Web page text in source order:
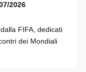
2026
FIFA, dedicati
dei Mondiali